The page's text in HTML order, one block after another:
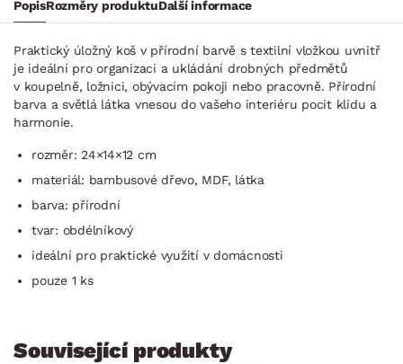
PopisRozměry produktuDalší informace
Praktický úložný koš v přírodní barvě s textilní vložkou uvnitř
je ideální pro organizaci a ukládání drobných předmětů
v koupelně, ložnici, obývacím pokoji nebo pracovně. Přírodní
barva a světlá látka vnesou do vašeho interiéru pocit klidu a
harmonie.
rozměr: 24×14×12 cm
materiál: bambusové dřevo, MDF, látka
barva: přírodní
tvar: obdélníkový
ideální pro praktické využití v domácnosti
pouze 1 ks
Související produkty